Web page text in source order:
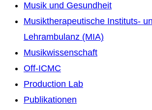
Musik und Gesundheit
Musiktherapeutische Instituts-
Lehrambulanz (MIA)
Musikwissenschaft
Off-ICMC
Production Lab
Publikationen